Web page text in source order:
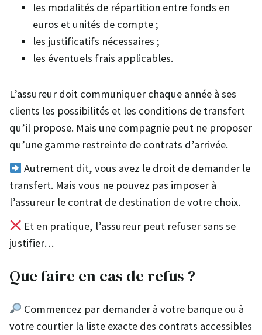
les modalités de répartition entre fonds en
euros et unités de compte ;
les justificatifs nécessaires ;
les éventuels frais applicables.
L’assureur doit communiquer chaque année à ses
clients les possibilités et les conditions de transfert
qu’il propose. Mais une compagnie peut ne proposer
qu’une gamme restreinte de contrats d’arrivée.
Autrement dit, vous avez le droit de demander le
transfert. Mais vous ne pouvez pas imposer à
l’assureur le contrat de destination de votre choix.
Et en pratique, l’assureur peut refuser sans se
justifier…
Que faire en cas de refus ?
Commencez par demander à votre banque ou à
votre courtier la liste exacte des contrats accessibles